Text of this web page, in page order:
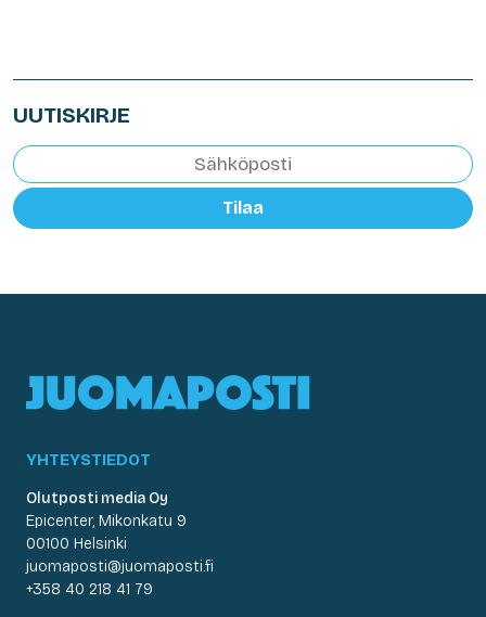
UUTISKIRJE
Tilaa
YHTEYSTIEDOT
Olutposti media Oy
Epicenter, Mikonkatu 9
00100 Helsinki
juomaposti@juomaposti.fi
+358 40 218 41 79